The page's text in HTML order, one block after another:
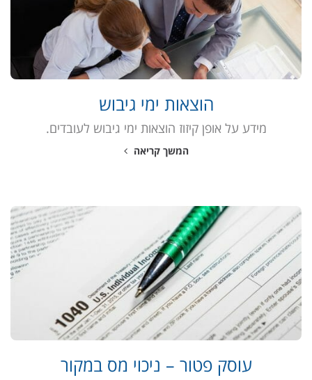
הוצאות ימי גיבוש
מידע על אופן קיזוז הוצאות ימי גיבוש לעובדים.
המשך קריאה
עוסק פטור – ניכוי מס במקור